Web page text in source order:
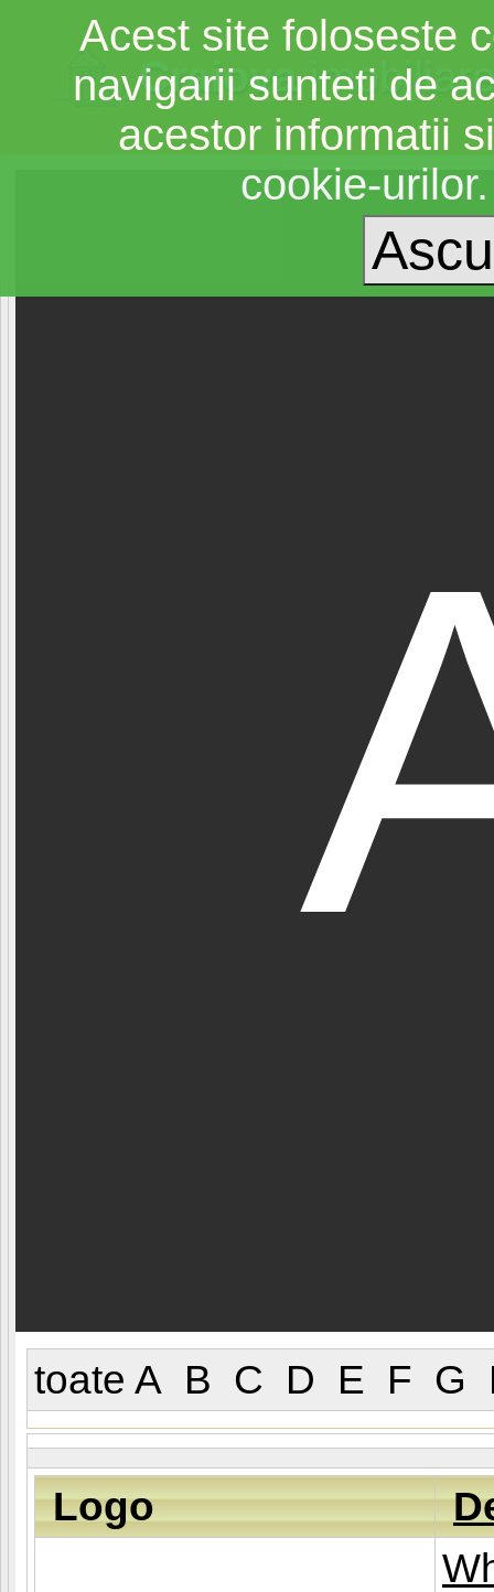
Craiova
toate A B C D E F G
Logo
Acest site foloseste
navigarii sunteti de
acestor informatii
cookie-